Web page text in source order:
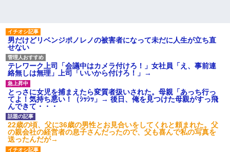
男だけどリベンジポノレノの被害者になって未だに人生が立ち直
せない
テレワーク上司「会議中はカメラ付けろ！」女社員「え、事前連
絡無しは無理」上司「いいから付けろ！」→
とっさに女児を捕まえたら変質者扱いされた。母親「あっち行っ
てよ！気持ち悪い！（ｼｯｼｯ」→ 後日、俺を見つけた母親がすっ飛
んできて・・・
22歳の頃、父に36歳の男性とお見合いをしてくれと頼まれた。父
の親会社の経営者の息子さんだったので、父も喜んで私の写真を
送ったんだが→